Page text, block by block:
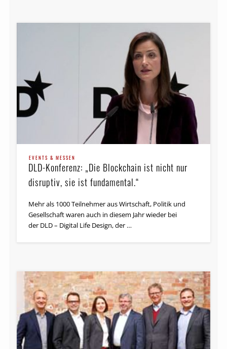
EVENTS & MESSEN
DLD-Konferenz: „Die Blockchain ist nicht nur
disruptiv, sie ist fundamental.“
Mehr als 1000 Teilnehmer aus Wirtschaft, Politik und
Gesellschaft waren auch in diesem Jahr wieder bei
der DLD – Digital Life Design, der …